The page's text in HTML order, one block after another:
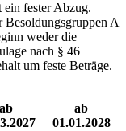
ein fester Abzug.
A
weder die
nach § 46
um feste Beträge.
ab
ab
01.01.2028